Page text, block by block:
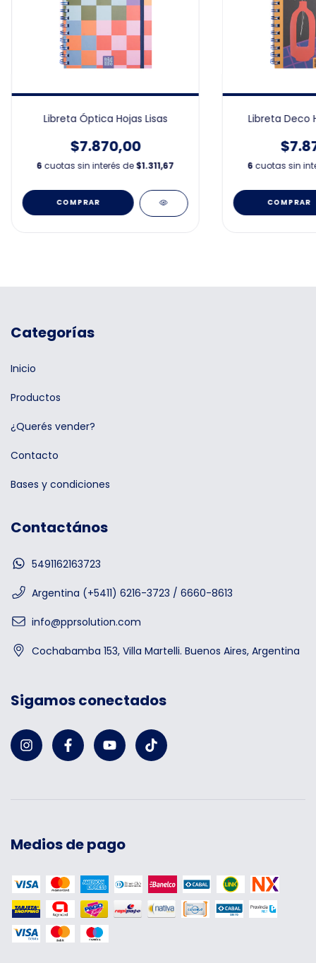
Libreta Óptica Hojas Lisas
$7.870,00
6 cuotas sin interés de$1.311,67
Libreta Deco
6 cuotas sin
Categorías
Inicio
Productos
¿Querés vender?
Contacto
Bases y condiciones
Contactános
5491162163723
Argentina (+5411) 6216-3723 / 6660-8613
info@pprsolution.com
Cochabamba 153, Villa Martelli. Buenos Aires, Argentina
Sigamos conectados
Medios de pago